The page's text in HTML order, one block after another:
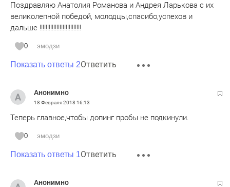
Поздравляю Анатолия Романова и Андрея Ларькова с их
великолепной победой, молодцы,спасибо,успехов и
дальше !!!!!!!!!!!!!!!!!!!!!!!!!!!
0 эмодзи
Показать ответы 2Ответить
Анонимно
18 Февраля 2018 16:13
Теперь главное,чтобы допинг пробы не подкинули.
0 эмодзи
Показать ответы 1Ответить
Анонимно